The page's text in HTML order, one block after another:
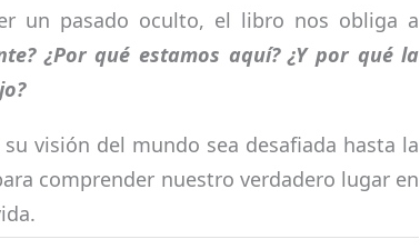
un pasado oculto, el libro nos obliga a
¿Por qué estamos aquí? ¿Y por qué la
visión del mundo sea desafiada hasta la
comprender nuestro verdadero lugar en